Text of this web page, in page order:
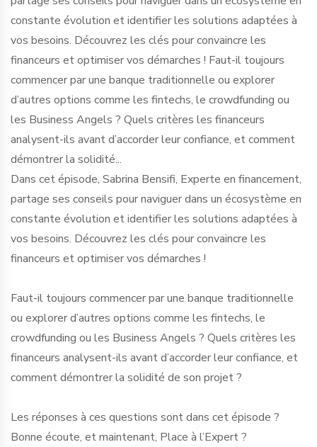
constante évolution et identifier les solutions adaptées à
vos besoins. Découvrez les clés pour convaincre les
financeurs et optimiser vos démarches ! Faut-il toujours
commencer par une banque traditionnelle ou explorer
d’autres options comme les fintechs, le crowdfunding ou
les Business Angels ? Quels critères les financeurs
analysent-ils avant d’accorder leur confiance, et comment
démontrer la solidité...
Dans cet épisode, Sabrina Bensifi, Experte en financement,
partage ses conseils pour naviguer dans un écosystème en
constante évolution et identifier les solutions adaptées à
vos besoins. Découvrez les clés pour convaincre les
financeurs et optimiser vos démarches !
Faut-il toujours commencer par une banque traditionnelle
ou explorer d’autres options comme les fintechs, le
crowdfunding ou les Business Angels ? Quels critères les
financeurs analysent-ils avant d’accorder leur confiance, et
comment démontrer la solidité de son projet ?
Les réponses à ces questions sont dans cet épisode ?
Bonne écoute, et maintenant, Place à l’Expert ?